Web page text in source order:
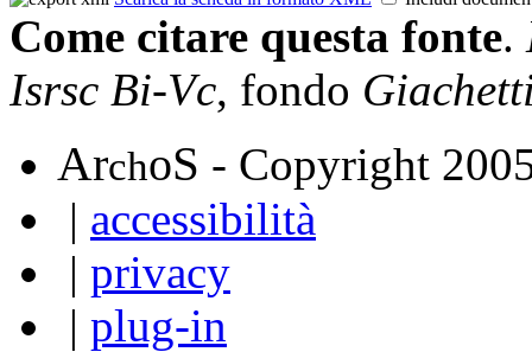
Come citare questa fonte.
Isrsc Bi-Vc, fondo
ArchoS - Copyright
| accessibilità
| privacy
| plug-in